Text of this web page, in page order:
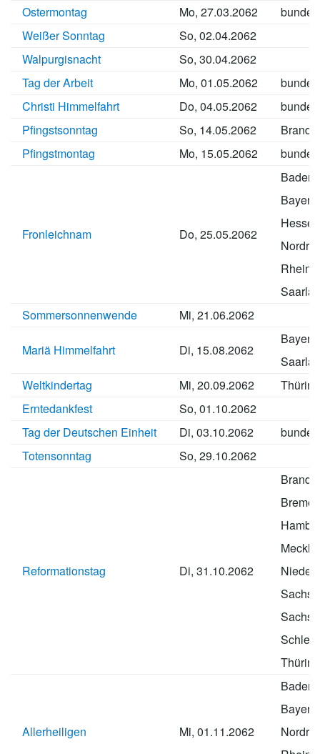
Ostermontag
Mo, 27.03.2062
Weißer Sonntag
So, 02.04.2062
Walpurgisnacht
So, 30.04.2062
Tag der Arbeit
Mo, 01.05.2062
Christi Himmelfahrt
Do, 04.05.2062
Pfingstsonntag
So, 14.05.2062
Pfingstmontag
Mo, 15.05.2062
Fronleichnam Do, 25.05.2062
Bayern
Hessen
Sommersonnenwende
Mi, 21.06.2062
Mariä Himmelfahrt Di, 15.08.2062
Bayern
Weltkindertag
Mi, 20.09.2062
Erntedankfest
So, 01.10.2062
Tag der Deutschen Einheit
Di, 03.10.2062
Totensonntag
So, 29.10.2062
Reformationstag Di, 31.10.2062
Bremen
Allerheiligen Mi, 01.11.2062
Bayern